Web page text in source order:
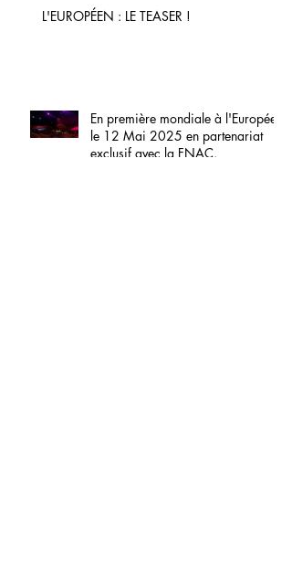
L'EUROPÉEN : LE TEASER !
En première mondiale à l'Européen
le 12 Mai 2025 en partenariat
exclusif avec la FNAC.